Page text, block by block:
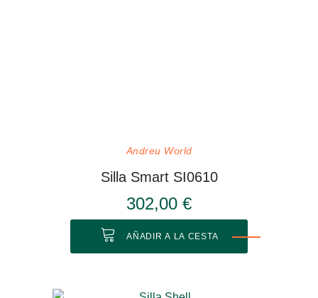
Andreu World
Silla Smart SI0610
302,00 €
AÑADIR A LA CESTA